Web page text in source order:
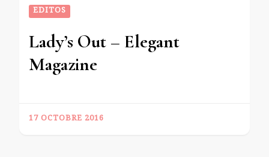
EDITOS
Lady’s Out – Elegant
Magazine
17 OCTOBRE 2016